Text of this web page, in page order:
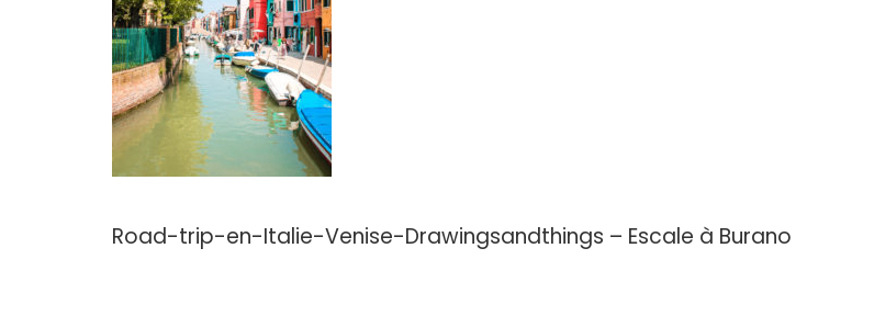
Road-trip-en-Italie-Venise-Drawingsandthings – Escale à Burano